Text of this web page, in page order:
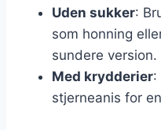
Uden sukker:
som honning
sundere version.
Med krydderier:
stjerneanis for